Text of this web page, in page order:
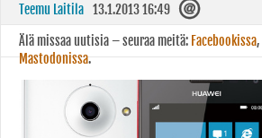
Teemu Laitila 13.1.2013 16:49
Älä missaa uutisia – seuraa meitä: Facebookissa,
Mastodonissa.